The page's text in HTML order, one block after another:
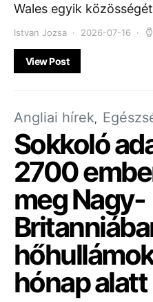
Wales egyik
Istvan Jozsa 2026-07-16
View Post
Angliai hírek
Sokkoló
2700
meg Nagy-
hónap alatt